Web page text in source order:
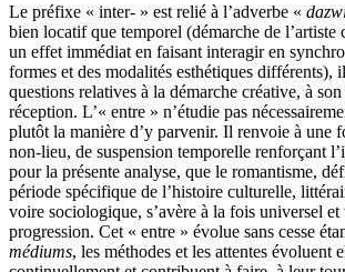
Le préfixe « inter- » est relié à l’adverbe «
bien locatif que temporel (démarche de l’artiste
un effet immédiat en faisant interagir en
formes et des modalités esthétiques différents),
questions relatives à la démarche créative, à son
réception. L’« entre » n’étudie pas
plutôt la manière d’y parvenir. Il renvoie à une
non-lieu, de suspension temporelle renforçant
pour la présente analyse, que le romantisme,
période spécifique de l’histoire culturelle,
voire sociologique, s’avère à la fois universel et
progression. Cet « entre » évolue sans cesse
médiums, les méthodes et les attentes évoluent